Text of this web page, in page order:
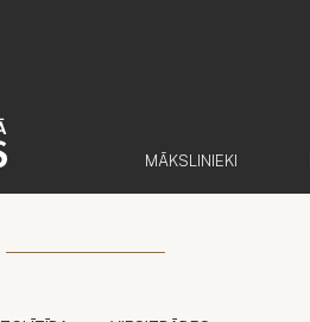
MĀKSLINIEKI